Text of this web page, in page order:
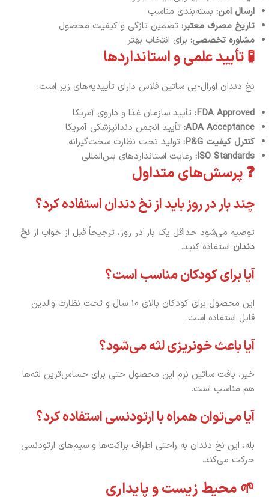
ارسال امن: بسته‌بندی مناسب
تاریخ مصرف معتبر: تضمین تازگی و کیفیت محصول
مشاوره تخصصی: برای انتخاب بهتر
🧪 تأیید علمی و استانداردها
نخ دندان اورال-بی ساتین فلاس دارای تأییدیه‌های زیر است:
FDA Approved: تأیید سازمان غذا و داروی آمریکا
ADA Acceptance: تأیید انجمن دندانپزشکی آمریکا
کنترل کیفیت P&G:
تولید تحت نظارت سخت‌گیرانه
ISO Standards: رعایت استانداردهای بین‌المللی
❓ پرسش‌های متداول
چند بار در روز باید از نخ دندان استفاده کرد؟
توصیه می‌شود حداقل یک بار در روز، ترجیحاً قبل از خواب از نخ
دندان استفاده کنید.
آیا برای کودکان مناسب است؟
این محصول برای کودکان بالای 10 سال و تحت نظارت والدین
قابل استفاده است.
آیا باعث خونریزی لثه می‌شود؟
خیر، بافت ساتین نرم این محصول حتی برای حساس‌ترین لثه‌ها
هم مناسب است.
آیا می‌توان همراه با ارتودنسی استفاده کرد؟
بله، این نخ دندان به راحتی اطراف براکت‌ها و سیم‌های ارتودنسی
حرکت می‌کند.
🌱 محیط زیست و پایداری